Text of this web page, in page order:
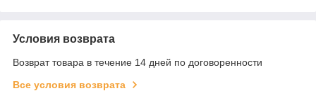
Условия возврата
Возврат товара в течение 14 дней по договоренности
Все условия возврата